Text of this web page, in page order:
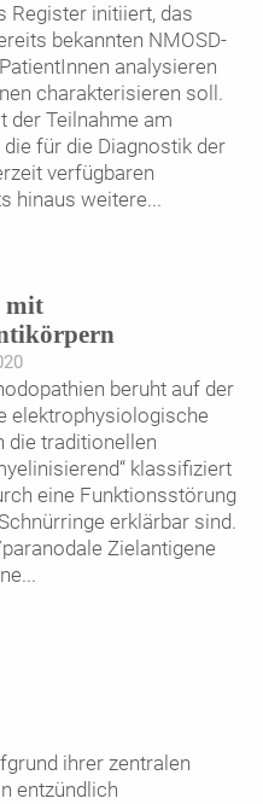
Register initiiert, das
bekannten NMOSD-
analysieren
charakterisieren soll.
der Teilnahme am
für die Diagnostik der
verfügbaren
hinaus weitere...
mit
beruht auf der
elektrophysiologische
die traditionellen
klassifiziert
eine Funktionsstörung
erklärbar sind.
Zielantigene
...
ihrer zentralen
entzündlich